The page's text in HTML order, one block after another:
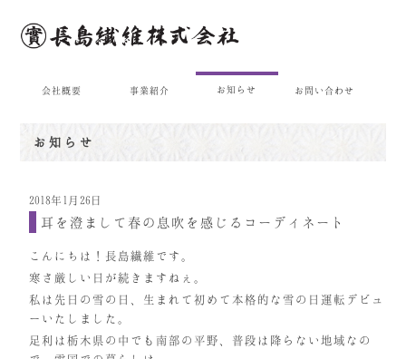
会社概要 事業紹介 お知らせ お問い合わせ
お知らせ
2018年1月26日
耳を澄まして春の息吹を感じるコーディネート
こんにちは！長島繊維です。
寒さ厳しい日が続きますねぇ。
私は先日の雪の日、生まれて初めて本格的な雪の日運転デビュ
ーいたしました。
足利は栃木県の中でも南部の平野、普段は降らない地域なの